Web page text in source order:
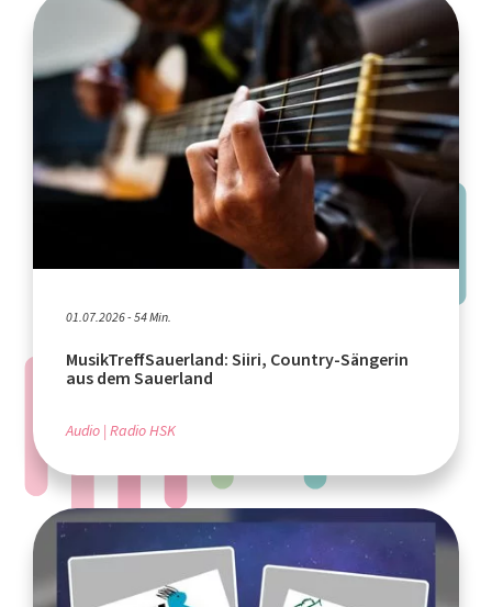
01.07.2026 - 54 Min.
MusikTreffSauerland: Siiri, Country-Sängerin
aus dem Sauerland
Audio Radio HSK